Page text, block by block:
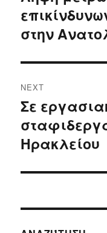
post:
στην
NEXT
Next
post:
Σε
Ηρακλείου